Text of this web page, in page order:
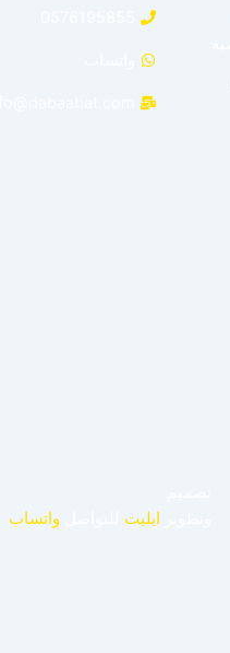
0576195855
واتساب
info@dabaabat.com
ايليتللتواصل واتساب